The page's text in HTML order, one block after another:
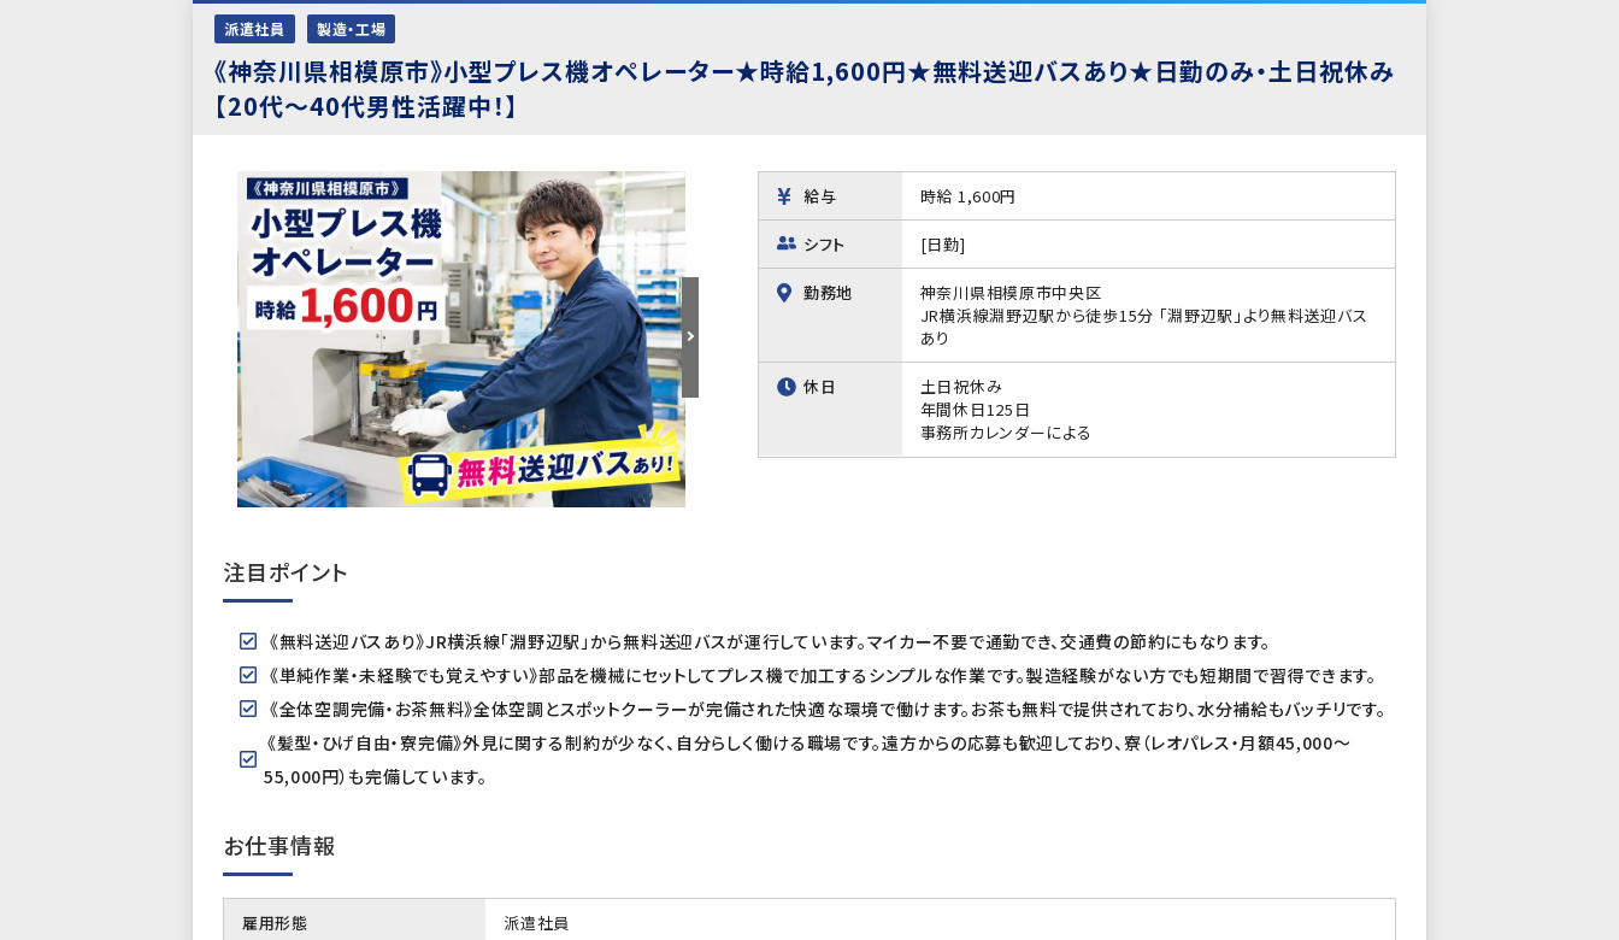
派遣社員 製造・工場
《神奈川県相模原市》小型プレス機オペレーター★時給1,600円★無料送迎バスあり★日勤のみ・土日祝休み
【20代〜40代男性活躍中！】
給与 時給 1,600円
シフト [日勤]
勤務地
神奈川県相模原市中央区
JR横浜線淵野辺駅から徒歩15分 「淵野辺駅」より無料送迎バス
あり
休日
土日祝休み
年間休日125日
事務所カレンダーによる
注目ポイント
《無料送迎バスあり》JR横浜線「淵野辺駅」から無料送迎バスが運行しています。マイカー不要で通勤でき、交通費の節約にもなります。
《単純作業・未経験でも覚えやすい》部品を機械にセットしてプレス機で加工するシンプルな作業です。製造経験がない方でも短期間で習得できます。
《全体空調完備・お茶無料》全体空調とスポットクーラーが完備された快適な環境で働けます。お茶も無料で提供されており、水分補給もバッチリです。
《髪型・ひげ自由・寮完備》外見に関する制約が少なく、自分らしく働ける職場です。遠方からの応募も歓迎しており、寮（レオパレス・月額45,000〜
55,000円）も完備しています。
お仕事情報
雇用形態 派遣社員